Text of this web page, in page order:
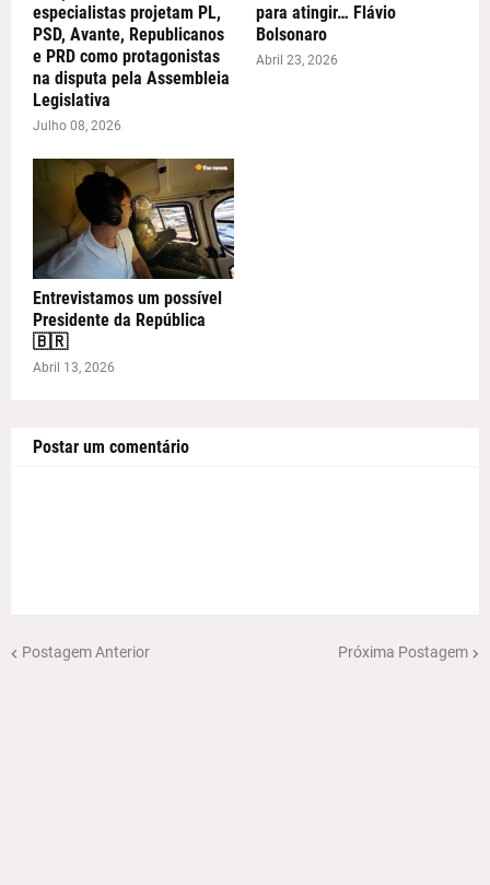
especialistas projetam PL,
PSD, Avante, Republicanos
e PRD como protagonistas
na disputa pela Assembleia
Legislativa
Julho 08, 2026
para atingir… Flávio
Bolsonaro
Abril 23, 2026
Entrevistamos um possível
Presidente da República
🇧🇷
Abril 13, 2026
Postar um comentário
Postagem Anterior Próxima Postagem